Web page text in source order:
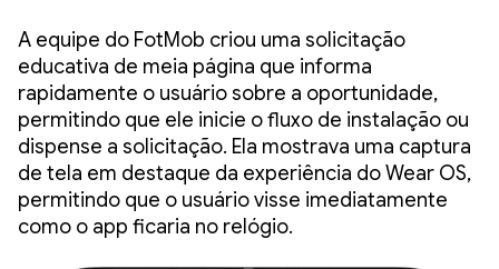
A equipe do FotMob criou uma solicitação
educativa de meia página que informa
rapidamente o usuário sobre a oportunidade,
permitindo que ele inicie o fluxo de instalação ou
dispense a solicitação. Ela mostrava uma captura
de tela em destaque da experiência do Wear OS,
permitindo que o usuário visse imediatamente
como o app ficaria no relógio.